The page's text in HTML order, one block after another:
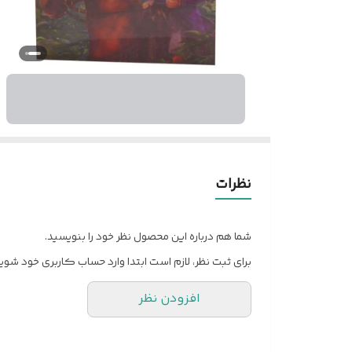
نظرات
شما هم درباره این محصول نظر خود را بنویسید.
برای ثبت نظر، لازم است ابتدا وارد حساب کاربری خود
افزودن نظر